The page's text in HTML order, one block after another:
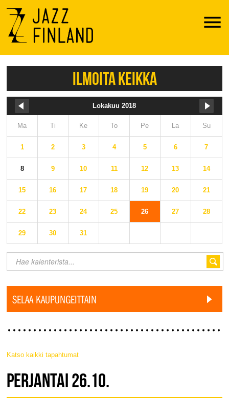
Menu
ILMOITA KEIKKA
Lokakuu 2018
Ma Ti Ke To Pe La Su
1 2 3 4 5 6 7
8 9 10 11 12 13 14
15 16 17 18 19 20 21
22 23 24 25 26 27 28
29 30 31
SELAA KAUPUNGEITTAIN
Katso kaikki tapahtumat
JAZZ FINLAND LIVE
PERJANTAI 26.10.